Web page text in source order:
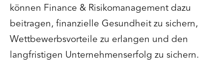
können Finance & Risikomanagement dazu
beitragen, finanzielle Gesundheit zu sichern,
Wettbewerbsvorteile zu erlangen und den
langfristigen Unternehmenserfolg zu sichern.